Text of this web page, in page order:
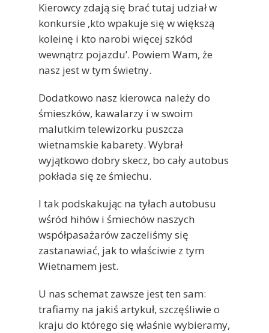
Kierowcy zdają się brać tutaj udział w
konkursie ‚kto wpakuje się w większą
koleinę i kto narobi więcej szkód
wewnątrz pojazdu’. Powiem Wam, że
nasz jest w tym świetny.
Dodatkowo nasz kierowca należy do
śmieszków, kawalarzy i w swoim
malutkim telewizorku puszcza
wietnamskie kabarety. Wybrał
wyjątkowo dobry skecz, bo cały autobus
pokłada się ze śmiechu.
I tak podskakując na tyłach autobusu
wśród hihów i śmiechów naszych
współpasażarów zaczeliśmy się
zastanawiać, jak to właściwie z tym
Wietnamem jest.
U nas schemat zawsze jest ten sam:
trafiamy na jakiś artykuł, szczęśliwie o
kraju do którego się właśnie wybieramy,